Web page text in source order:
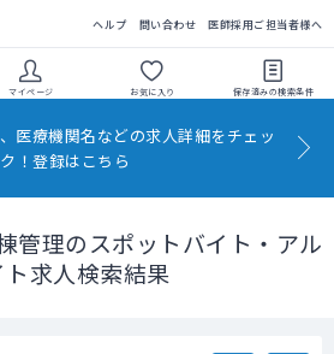
ヘルプ 問い合わせ 医師採用ご担当者様へ
マイページ お気に入り 保存済みの検索条件
医療機関名などの求人詳細をチェッ
ク！登録はこちら
管理のスポットバイト・アル
ト求人検索結果